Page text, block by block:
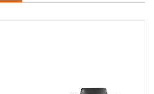
Livebox Lite Fibre